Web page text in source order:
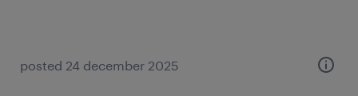
posted 24 december 2025